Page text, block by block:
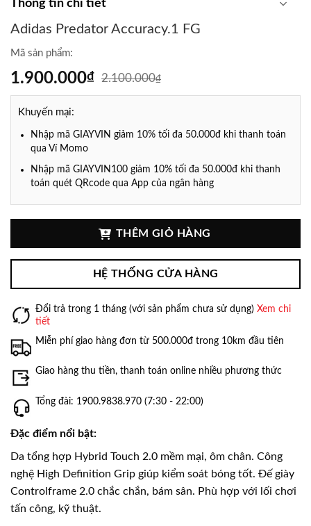
Thông tin chi tiết
Adidas Predator Accuracy.1 FG
Mã sản phẩm:
2.100.000₫
1.900.000₫
Khuyến mại:
Nhập mã GIAYVIN giảm 10% tối đa 50.000đ khi thanh toán
qua Ví Momo
Nhập mã GIAYVIN100 giảm 10% tối đa 50.000đ khi thanh
toán quét QRcode qua App của ngân hàng
THÊM GIỎ HÀNG
HỆ THỐNG CỬA HÀNG
Đổi trả trong 1 tháng (với sản phẩm chưa sử dụng) Xem chi
tiết
Miễn phí giao hàng đơn từ 500.000đ trong 10km đầu tiên
Giao hàng thu tiền, thanh toán online nhiều phương thức
Tổng đài: 1900.9838.970 (7:30 - 22:00)
Đặc điểm nổi bật:
Da tổng hợp Hybrid Touch 2.0 mềm mại, ôm chân. Công
nghệ High Definition Grip giúp kiểm soát bóng tốt. Đế giày
Controlframe 2.0 chắc chắn, bám sân. Phù hợp với lối chơi
tấn công, kỹ thuật.